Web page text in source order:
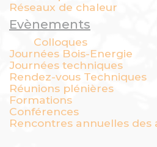
Réseaux de chaleur
Evènements
Colloques
Journées Bois-Energie
Journées techniques
Rendez-vous Techniques
Réunions plénières
Formations
Conférences
Rencontres annuelles des